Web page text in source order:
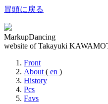
冒頭に戻る
MarkupDancing
website of Takayuki
Front
About ( en )
History
Pcs
Favs